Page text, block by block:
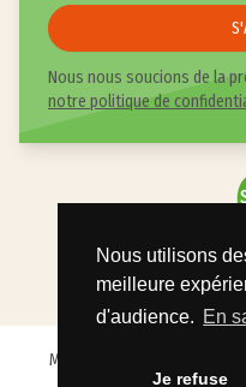
Nous utilisons
meilleure
d'audience. En
Je refuse
Nous nous soucions de la
notre politique de
34 Chemin de
03
MENTIONS LÉGALES